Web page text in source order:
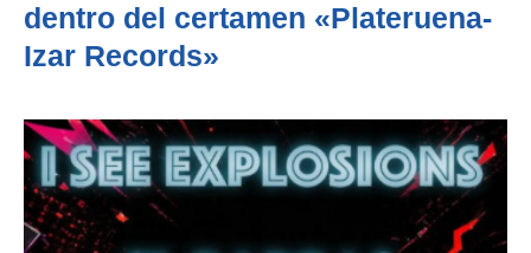
dentro del certamen «Plateruena-
Izar Records»